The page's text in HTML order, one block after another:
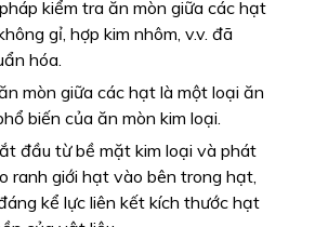
hại nhất.
đo ăn mòn giữa các
100:
không gỉ, chống ăn mòn, dễ
sưởi được xử lý chống ăn mòn